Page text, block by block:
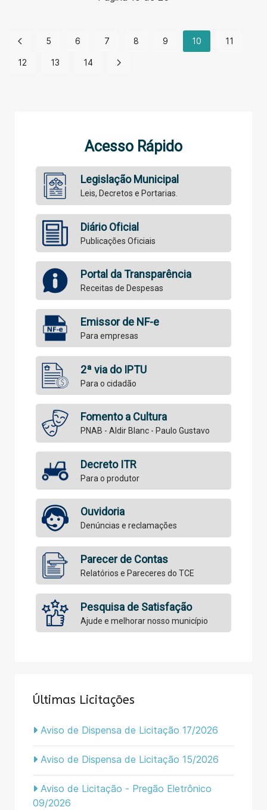
5 6 7 8 9 10 11
12 13 14
Acesso Rápido
Legislação Municipal
Leis, Decretos e Portarias.
Diário Oficial
Publicações Oficiais
Portal da Transparência
Receitas de Despesas
Emissor de NF-e
Para empresas
2ª via do IPTU
Para o cidadão
Fomento a Cultura
PNAB - Aldir Blanc - Paulo Gustavo
Decreto ITR
Para o produtor
Ouvidoria
Denúncias e reclamações
Parecer de Contas
Relatórios e Pareceres do TCE
Pesquisa de Satisfação
Ajude e melhorar nosso município
Últimas Licitações
Aviso de Dispensa de Licitação 17/2026
Aviso de Dispensa de Licitação 15/2026
Aviso de Licitação - Pregão Eletrônico
09/2026